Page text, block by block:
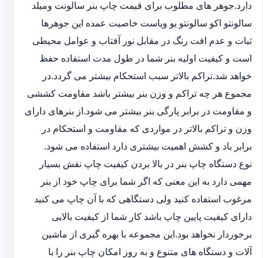
دارد.جوهر های مطلوب برای قیمت چاپ بنر سالونت ‏و‏‏میلد
سالونت‎و ‎‏اکو سالونت‎‎‏و یو وی‎‏است خاصیت عمده این ‏جوهرها
ثبات و عدم افت رنگ در مقابل نور آفتاب و عوامل محیطی
است و کیفیت اولیه بنر شما در طول مدت استفاده حفظ
خواهد شد.‎تراکم بالاتر سبب استحکام بیشتر می گردد.در
مجموع هر چه تراکم و وزن بنر بیشتر باشد مقاومت کششی
و مقاومت در ‏برابر پارگی بنر بیشتر می شود.از بنرهای دارای
وزن و تراکم بالاتر در مواردی که مقاومت و استحکام در
برابر باد و ‏کشش اهمیت بیشتری دارد استفاده می شود‎.‎
نوع دستگاه چاپ بنر در بالا بردن کیفیت چاپ نقش بسیار
مهمی دارد به این معنی که اگر شما برای چاپ خود از بنر
‏مرغوب استفاده کنید ولی دستگاهی که با آن چاپ می کنید
دارای کیفیت پایین چاپ باشد کار شما از کیفیت بالایی
برخوردار ‏نخواهد بود.این مجموعه با بهره گیری از ماشین
آلات و دستگاه های متنوع و به روز امکان چاپ بنر را با